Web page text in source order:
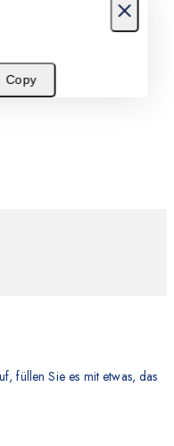
Copy
füllen Sie es mit etwas, das